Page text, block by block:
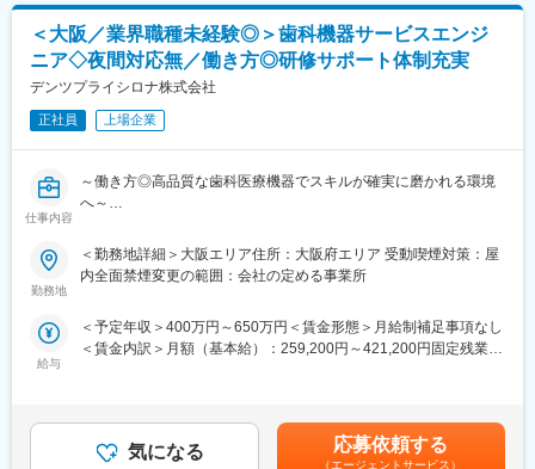
■当部署の取り組み：
インフラ関連製品や、注目されている脱酸素に関する製品などに
携わることができ、責任感ややりがいを感じていただけます。な
お、今後はグローバルな整備体制整えていく予定となっていま
す。
また、扱い製品の幅が広くエンジニアとしての成長や面白味を感
じていただけます。
部署としては様々なバックグラウンドをお持ちの方が活躍されて
ナンスや製品導入等の提案にも力を入れています。
きます。
■働き方：
・一か月の７割程度が出張対応です。（日曜日が移動日になるこ
ともあります）
・国内のお客様先は電子部品メーカーの製造工場です。
・中国、韓国、台湾、シンガポール、マレーシア等海外出張へ行
くこともあります。
（複数拠点にて２週間～20日間程度の出張）
・在宅やフレックスタイムは状況に応じて活用できます。
・転勤は当面ありません。
■担当エリア：
東日本 静岡～青森まで北海道含む
少数精鋭チーム（7名体制、平均年齢は38歳）で、業務を遂行し
ています。
＜大阪／業界職種未経験◎＞歯科機器サービスエンジ
ニア◇夜間対応無／働き方◎研修サポート体制充実
デンツプライシロナ株式会社
正社員 上場企業
仕事内容
～働き方◎高品質な歯科医療機器でスキルが確実に磨かれる環境
へ～
■業務内容：
大阪を拠点にした歯科院内での歯科治療機械の保守・点検・修理
＜具体的な業務＞
大阪を中心とした＜関西（一部北陸）＞地域のお客様を担当いた
渉をお任せいたします！
勤務地
＜勤務地詳細＞大阪エリア住所：大阪府エリア 受動喫煙対策：屋
内全面禁煙変更の範囲：会社の定める事業所
給与
＜予定年収＞400万円～650万円＜賃金形態＞月給制補足事項なし
＜賃金内訳＞月額（基本給）：259,200円～421,200円固定残業手
＞※給与詳細は経験・能力・スキルに応じ、選考の過程を通じて決
定します。※上記年収は、インセンティブ賞与を含んだ想定金額で
気になる 応募依頼する
（エージェントサービス）